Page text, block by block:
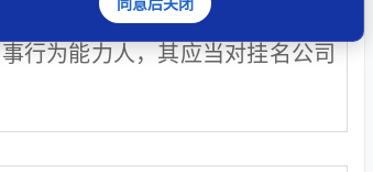
，与公司进行市场交易的相对人
行为能力人，其应当对挂名公司